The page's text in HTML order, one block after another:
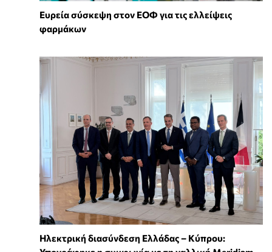
Ευρεία σύσκεψη στον ΕΟΦ για τις ελλείψεις
φαρμάκων
Ηλεκτρική διασύνδεση Ελλάδας – Κύπρου: